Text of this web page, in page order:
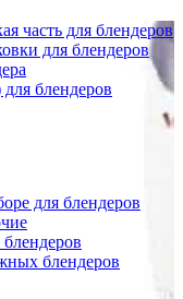
часть для блендеров
для блендеров
блендеров
для блендеров
блендеров